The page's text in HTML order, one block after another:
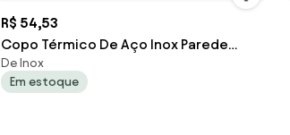
R$ 54,53
Copo Térmico De Aço Inox Parede
Dupla Com Tampa Rosé 600ml 29145
Wolff
De Inox
Em estoque